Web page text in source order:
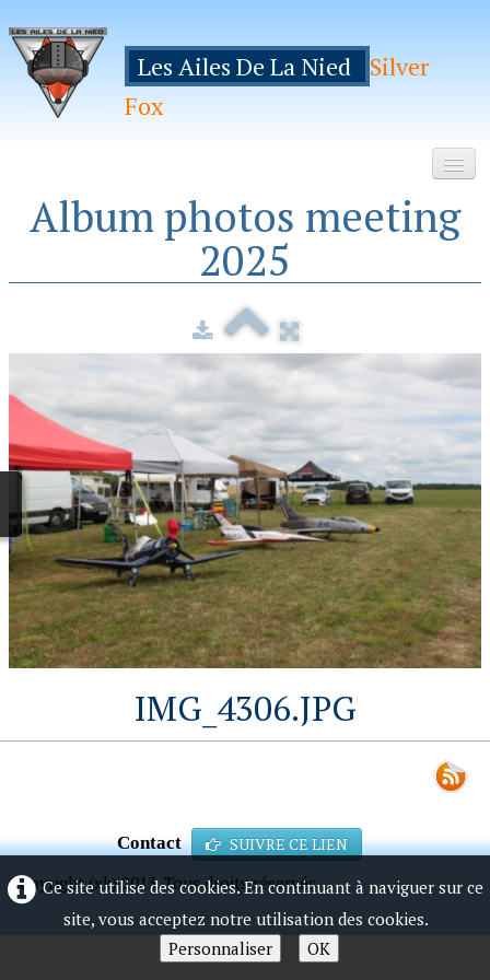
Les Ailes De La Nied
Silver
Fox
Accueil
Manifestations
Hebergements
Album photos meeting
2025
IMG_4306.JPG
Contact SUIVRE CE LIEN
Copyright (xk) 2013. Tous droits réservés.
Ce site utilise des cookies. En continuant à naviguer sur ce
site, vous acceptez notre utilisation des cookies.
Personnaliser
OK